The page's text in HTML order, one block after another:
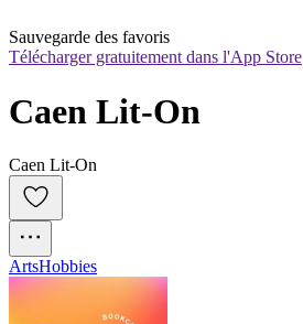
Sauvegarde des favoris
Télécharger gratuitement dans l'App Store
Caen Lit-On
Caen Lit-On
ArtsHobbies